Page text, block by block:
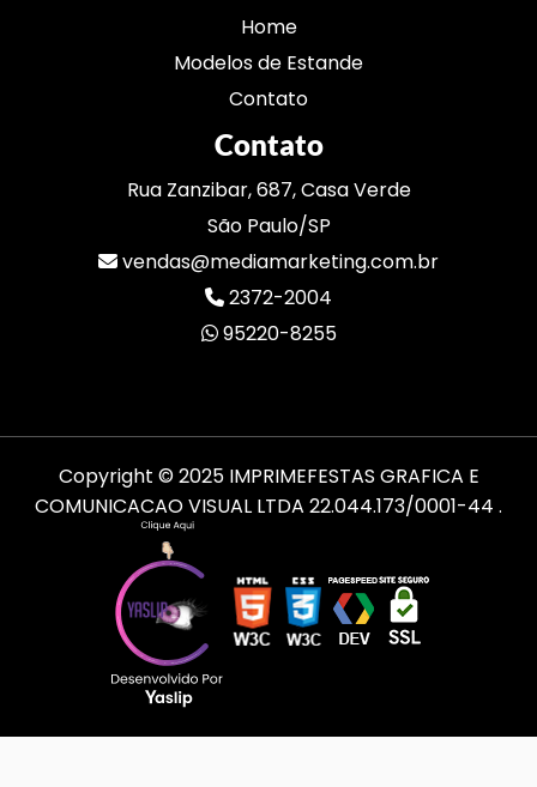
Home
Modelos de Estande
Contato
Contato
Rua Zanzibar, 687, Casa Verde
São Paulo/SP
vendas@mediamarketing.com.br
2372-2004
95220-8255
Copyright © 2025 IMPRIMEFESTAS GRAFICA E
COMUNICACAO VISUAL LTDA 22.044.173/0001-44 .